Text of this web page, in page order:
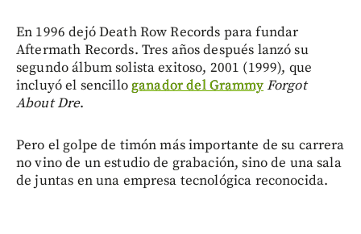
En 1996 dejó Death Row Records para fundar
Aftermath Records. Tres años después lanzó su
segundo álbum solista exitoso, 2001 (1999), que
incluyó el sencillo ganador del GrammyForgot
About Dre.
Pero el golpe de timón más importante de su carrera
no vino de un estudio de grabación, sino de una sala
de juntas en una empresa tecnológica reconocida.